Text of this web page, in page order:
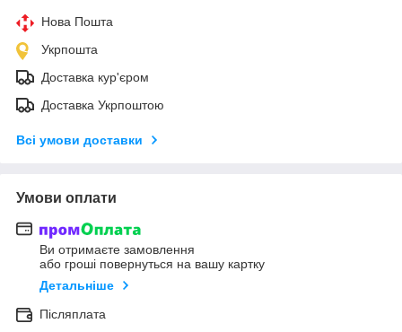
Нова Пошта
Укрпошта
Доставка кур'єром
Доставка Укрпоштою
Всі умови доставки
Умови оплати
Ви отримаєте замовлення
або гроші повернуться на вашу картку
Детальніше
Післяплата